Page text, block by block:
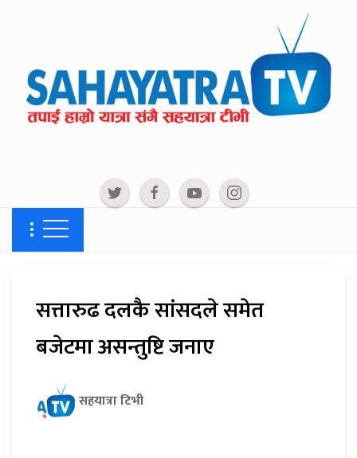
सत्तारुढ दलकै सांसदले समेत
बजेटमा असन्तुष्टि जनाए
सहयात्रा टिभी